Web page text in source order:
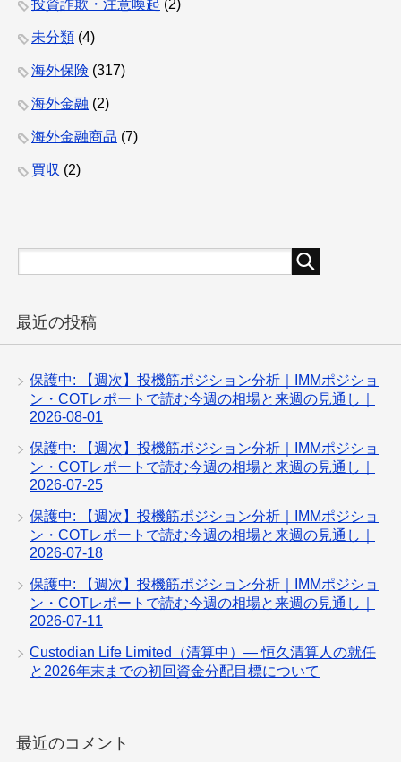
投資詐欺・注意喚起 (2)
未分類 (4)
海外保険 (317)
海外金融 (2)
海外金融商品 (7)
買収 (2)
最近の投稿
保護中: 【週次】投機筋ポジション分析｜IMMポジショ
ン・COTレポートで読む今週の相場と来週の見通し｜
2026-08-01
保護中: 【週次】投機筋ポジション分析｜IMMポジショ
ン・COTレポートで読む今週の相場と来週の見通し｜
2026-07-25
保護中: 【週次】投機筋ポジション分析｜IMMポジショ
ン・COTレポートで読む今週の相場と来週の見通し｜
2026-07-18
保護中: 【週次】投機筋ポジション分析｜IMMポジショ
ン・COTレポートで読む今週の相場と来週の見通し｜
2026-07-11
Custodian Life Limited（清算中）— 恒久清算人の就任
と2026年末までの初回資金分配目標について
最近のコメント